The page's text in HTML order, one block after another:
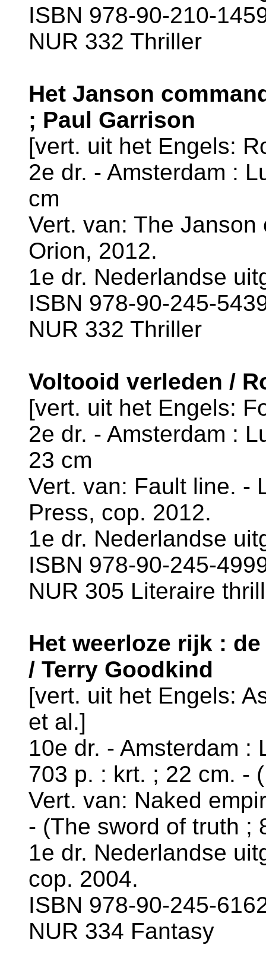
ISBN 978-90-210-
NUR 332 Thriller
Het Janson
; Paul Garrison
[vert. uit het Engels:
2e dr. - Amsterdam :
cm
Vert. van: The
Orion, 2012.
1e dr. Nederlandse
ISBN 978-90-245-
NUR 332 Thriller
Voltooid verleden /
[vert. uit het Engels:
2e dr. - Amsterdam :
23 cm
Vert. van: Fault line. -
Press, cop. 2012.
1e dr. Nederlandse
ISBN 978-90-245-
NUR 305 Literaire
Het weerloze rijk :
/ Terry Goodkind
[vert. uit het Engels:
et al.]
10e dr. - Amsterdam :
703 p. : krt. ; 22 cm. -
Vert. van: Naked
- (The sword of truth ;
1e dr. Nederlandse
cop. 2004.
ISBN 978-90-245-
NUR 334 Fantasy